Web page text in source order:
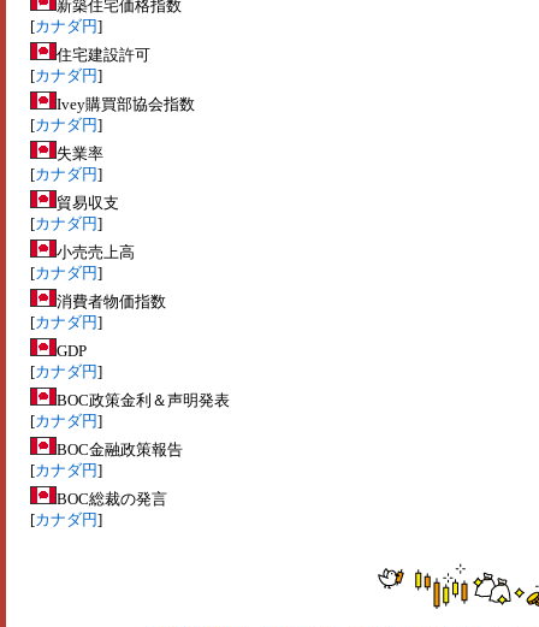
新築住宅価格指数
[カナダ円]
住宅建設許可
[カナダ円]
Ivey購買部協会指数
[カナダ円]
失業率
[カナダ円]
貿易収支
[カナダ円]
小売売上高
[カナダ円]
消費者物価指数
[カナダ円]
GDP
[カナダ円]
BOC政策金利＆声明発表
[カナダ円]
BOC金融政策報告
[カナダ円]
BOC総裁の発言
[カナダ円]